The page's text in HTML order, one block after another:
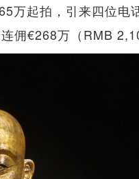
万起拍，引来四位电
佣€268万（RMB